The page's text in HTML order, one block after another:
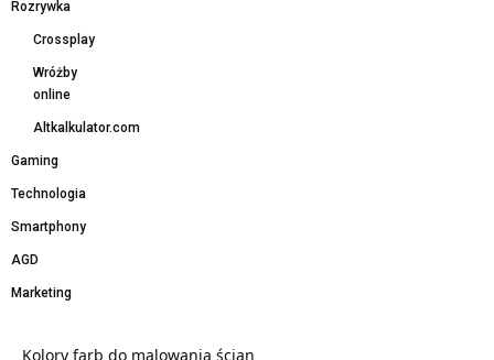
Rozrywka
Crossplay
Wróżby
online
Altkalkulator.com
Gaming
Technologia
Smartphony
AGD
Marketing
Kolory farb do malowania ścian